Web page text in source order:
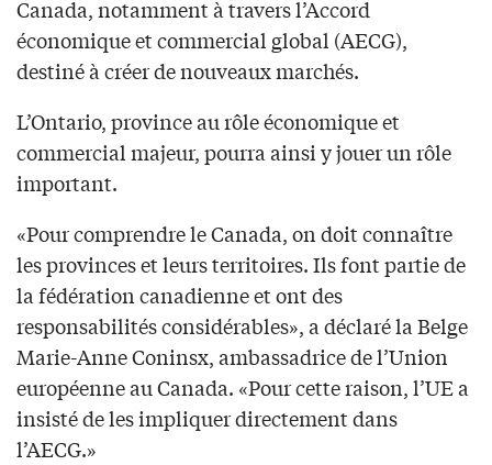
Canada, notamment à travers l’Accord
économique et commercial global (AECG),
destiné à créer de nouveaux marchés.
L’Ontario, province au rôle économique et
commercial majeur, pourra ainsi y jouer un rôle
important.
«Pour comprendre le Canada, on doit connaître
les provinces et leurs territoires. Ils font partie de
la fédération canadienne et ont des
responsabilités considérables», a déclaré la Belge
Marie-Anne Coninsx, ambassadrice de l’Union
européenne au Canada. «Pour cette raison, l’UE a
insisté de les impliquer directement dans
l’AECG.»